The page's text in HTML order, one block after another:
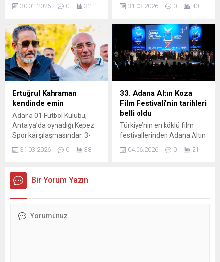
Berktaş, belediyelere
şiddetli yağışların ardından
şekilde ikamet edemeyen
vatandaşlar için belediyenin
tüm imkânlarını seferber
ettiklerini açıkladı. Başkan
Demirçalı, Yüreğir Belediyesi
olarak zor durumda kalan
hemşehrilerin yanında
olduklarını vurgulayarak,
kullanamayacak durumda
olan vatandaşlara
konaklama desteği
sağlandığını bildirdi....
30.01.2026 0 32
verici bir etkinlik
öğrencileri Kıymetli
öğretmenleri Halim Sayar,
tarafından okuma yazmayı
öğrenerek eğitim
hayatlarının en önemli
eşiklerinden birini başarıyla
geçen minik öğrencilerini
madalyalarla ödüllendirerek
tebrik etti. Minik yüreklerin
sevinci görülmeye değerdi....
31.03.2026 0 40
Ertuğrul Kahraman
kendinde emin
Adana 01 Futbol Kulübü,
Antalya’da oynadığı Kepez
Spor karşılaşmasından 3-
takımını yalnız bırakmayan
Kahraman, galibiyetin
ardından futbolculara moral
Kahraman, ligde istikrarlı bir
31.03.2026 0 38
33. Adana Altın Koza
Film Festivali’nin tarihleri
belli oldu
Türkiye’nin en köklü film
festivallerinden Adana Altın
tarihleri belli oldu. Adana
04.06.2026 0 21
Bir Yorum Yazın